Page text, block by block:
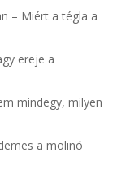
– Miért a tégla a
ereje a
mindegy, milyen
a molinó